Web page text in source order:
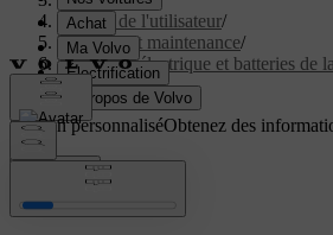
Manuel de l'utilisateur/
Entretien et maintenance/
Système électrique et batteries de
Fusibles
Soutien personnaliséObtenez des
Connexion
Fusibles